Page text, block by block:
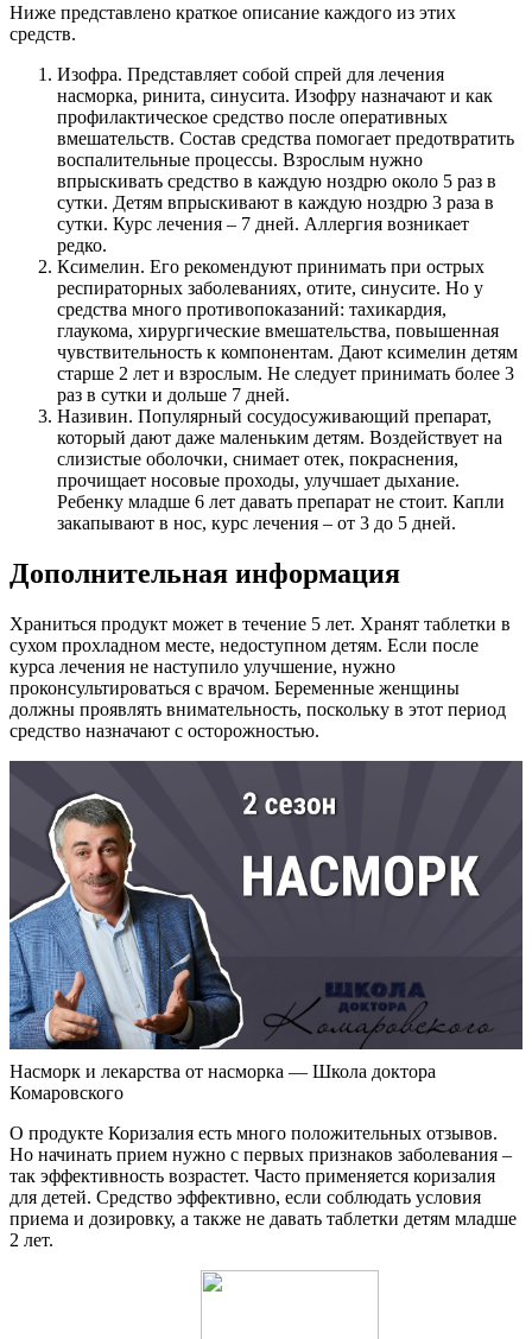
Ниже представлено краткое описание каждого из этих
средств.
Изофра. Представляет собой спрей для лечения
насморка, ринита, синусита. Изофру назначают и как
профилактическое средство после оперативных
вмешательств. Состав средства помогает предотвратить
воспалительные процессы. Взрослым нужно
впрыскивать средство в каждую ноздрю около 5 раз в
сутки. Детям впрыскивают в каждую ноздрю 3 раза в
сутки. Курс лечения – 7 дней. Аллергия возникает
редко.
Ксимелин. Его рекомендуют принимать при острых
респираторных заболеваниях, отите, синусите. Но у
средства много противопоказаний: тахикардия,
глаукома, хирургические вмешательства, повышенная
чувствительность к компонентам. Дают ксимелин детям
старше 2 лет и взрослым. Не следует принимать более 3
раз в сутки и дольше 7 дней.
Називин. Популярный сосудосуживающий препарат,
который дают даже маленьким детям. Воздействует на
слизистые оболочки, снимает отек, покраснения,
прочищает носовые проходы, улучшает дыхание.
Ребенку младше 6 лет давать препарат не стоит. Капли
закапывают в нос, курс лечения – от 3 до 5 дней.
Дополнительная информация
Храниться продукт может в течение 5 лет. Хранят таблетки в
сухом прохладном месте, недоступном детям. Если после
курса лечения не наступило улучшение, нужно
проконсультироваться с врачом. Беременные женщины
должны проявлять внимательность, поскольку в этот период
средство назначают с осторожностью.
Насморк и лекарства от насморка — Школа доктора
Комаровского
О продукте Коризалия есть много положительных отзывов.
Но начинать прием нужно с первых признаков заболевания –
так эффективность возрастет. Часто применяется коризалия
для детей. Средство эффективно, если соблюдать условия
приема и дозировку, а также не давать таблетки детям младше
2 лет.